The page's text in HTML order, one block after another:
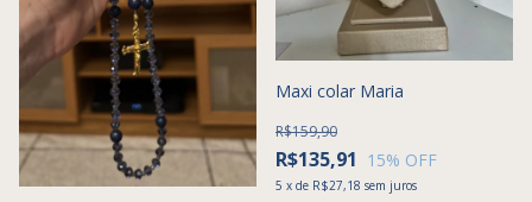
Maxi colar Maria
R$135,91
R$159,90
15% OFF
5 x de R$27,18 sem juros